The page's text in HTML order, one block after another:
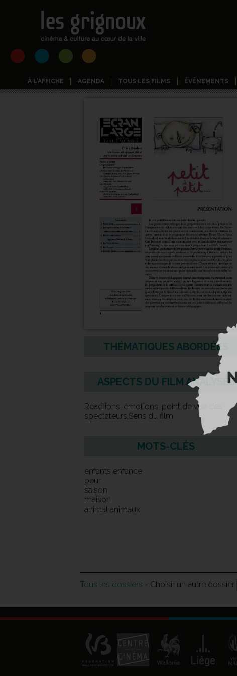
À L'AFFICHE AGENDA TOUS LES FILMS ÉVÉNEMENTS
THÉMATIQUES ABORDÉES
ASPECTS DU FILM ANALYSÉS
Réactions, émotions, point de vue des
spectateurs,Sens du film
MOTS-CLÉS
enfants enfance
peur
saison
maison
animal animaux
Tous les dossiers - Choisir un autre dossier